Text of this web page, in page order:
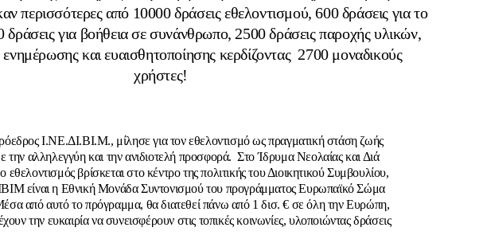
περισσότερες από 10000 δράσεις εθελοντισμού, 600 δράσεις για το
δράσεις για βοήθεια σε συνάνθρωπο, 2500 δράσεις παροχής υλικών,
και ευαισθητοποίησης κερδίζοντας 2700 μοναδικούς
χρήστες!
Ι.ΝΕ.ΔΙ.ΒΙ.Μ., μίλησε για τον εθελοντισμό ως πραγματική στάση ζωής
την αλληλεγγύη και την ανιδιοτελή προσφορά. Στο Ίδρυμα Νεολαίας και Διά
βρίσκεται στο κέντρο της πολιτικής του Διοικητικού Συμβουλίου,
είναι η Εθνική Μονάδα Συντονισμού του προγράμματος Ευρωπαϊκό Σώμα
από αυτό το πρόγραμμα, θα διατεθεί πάνω από 1 δισ. € σε όλη την Ευρώπη,
την ευκαιρία να συνεισφέρουν στις τοπικές κοινωνίες, υλοποιώντας δράσεις